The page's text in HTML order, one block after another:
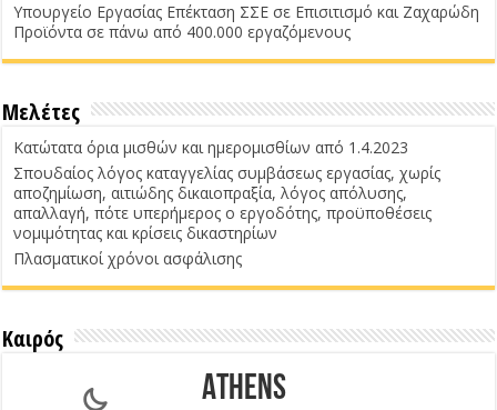
Υπουργείο Εργασίας Επέκταση ΣΣΕ σε Επισιτισμό και Ζαχαρώδη
Προϊόντα σε πάνω από 400.000 εργαζόμενους
Μελέτες
Κατώτατα όρια μισθών και ημερομισθίων από 1.4.2023
Σπουδαίος λόγος καταγγελίας συμβάσεως εργασίας, χωρίς
αποζημίωση, αιτιώδης δικαιοπραξία, λόγος απόλυσης,
απαλλαγή, πότε υπερήμερος ο εργοδότης, προϋποθέσεις
νομιμότητας και κρίσεις δικαστηρίων
Πλασματικοί χρόνοι ασφάλισης
Καιρός
Athens